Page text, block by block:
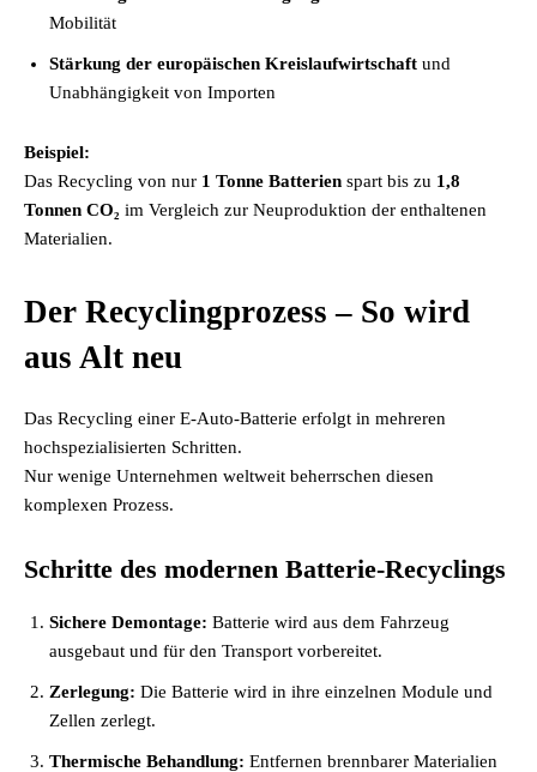
Mobilität
Stärkung der europäischen Kreislaufwirtschaft und
Unabhängigkeit von Importen
Beispiel:
Das Recycling von nur 1 Tonne Batterien spart bis zu 1,8
Tonnen CO₂ im Vergleich zur Neuproduktion der enthaltenen
Materialien.
Der Recyclingprozess – So wird
aus Alt neu
Das Recycling einer E-Auto-Batterie erfolgt in mehreren
hochspezialisierten Schritten.
Nur wenige Unternehmen weltweit beherrschen diesen
komplexen Prozess.
Schritte des modernen Batterie-Recyclings
Sichere Demontage: Batterie wird aus dem Fahrzeug
ausgebaut und für den Transport vorbereitet.
Zerlegung: Die Batterie wird in ihre einzelnen Module und
Zellen zerlegt.
Thermische Behandlung: Entfernen brennbarer Materialien